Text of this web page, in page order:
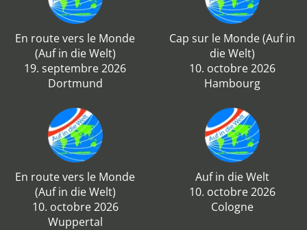
En route vers le Monde
(Auf in die Welt)
19. septembre 2026
Dortmund
Cap sur le Monde (Auf in
die Welt)
10. octobre 2026
Hambourg
En route vers le Monde
(Auf in die Welt)
10. octobre 2026
Wuppertal
Auf in die Welt
10. octobre 2026
Cologne